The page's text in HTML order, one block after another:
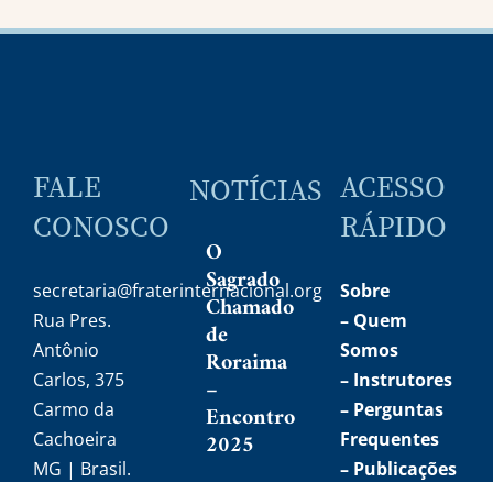
FALE
CONOSCO
secretaria@fraterinternacional.org
Rua Pres.
Antônio
Carlos, 375
Carmo da
Cachoeira
MG | Brasil.
NOTÍCIAS
O
Sagrado
Chamado
de
Roraima
–
Encontro
2025
ACESSO
RÁPIDO
Sobre
– Quem
Somos
– Instrutores
– Perguntas
Frequentes
– Publicações